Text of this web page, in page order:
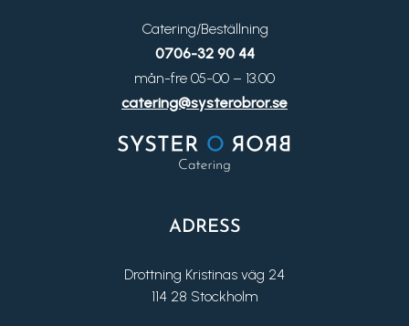
Catering/Beställning
0706-32 90 44
mån-fre 05-00 – 13.00
catering@systerobror.se
ADRESS
Drottning Kristinas väg 24
114 28 Stockholm